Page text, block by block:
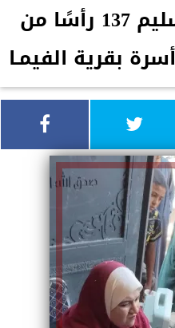
محافظ أسيوط: تسليم 137 رأسًا من